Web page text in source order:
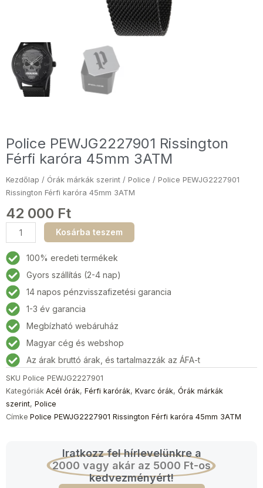
Police PEWJG2227901 Rissington
Férfi karóra 45mm 3ATM
Kezdőlap / Órák márkák szerint / Police / Police PEWJG2227901
Rissington Férfi karóra 45mm 3ATM
42 000 Ft
Police
PEWJG2227901
Rissington
Férfi
karóra
45mm
3ATM
mennyiség
Kosárba teszem
100% eredeti termékek
Gyors szállítás (2-4 nap)
14 napos pénzvisszafizetési garancia
1-3 év garancia
Megbízható webáruház
Magyar cég és webshop
Az árak bruttó árak, és tartalmazzák az ÁFA-t
SKU Police PEWJG2227901
Kategóriák Acél órák, Férfi karórák, Kvarc órák, Órák márkák
szerint, Police
Címke Police PEWJG2227901 Rissington Férfi karóra 45mm 3ATM
Iratkozz fel hírlevelünkre a
2000 vagy akár az 5000 Ft-os
kedvezményért!